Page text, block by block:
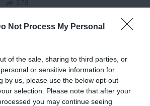
Not Process My Personal
of the sale, sharing to third parties, or
or sensitive information for
by us, please use the below opt-out
selection. Please note that after your
you may continue seeing